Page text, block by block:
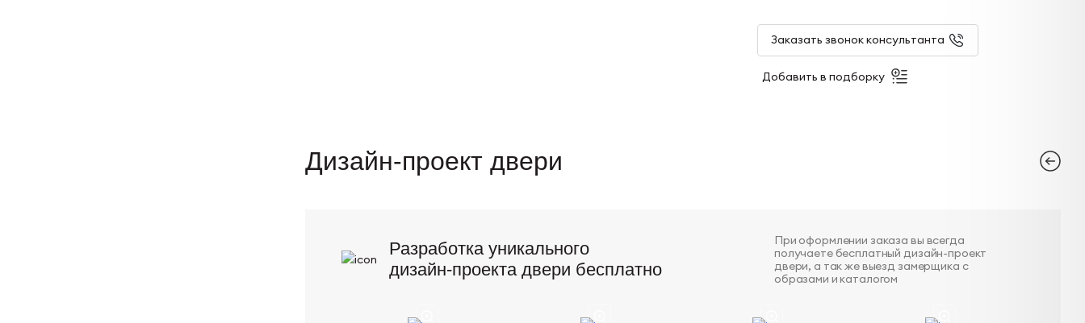
Заказать звонок консультанта
Дизайн-проект двери
Разработка уникального
дизайн-проекта двери бесплатно
При оформлении заказа вы всегда
получаете бесплатный дизайн-проект
двери, а так же выезд замерщика с
образами и каталогом